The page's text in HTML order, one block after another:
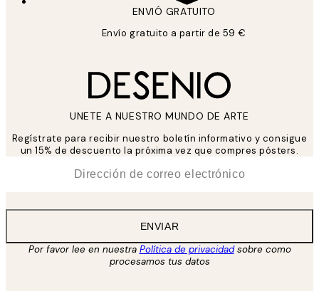
ENVIÓ GRATUITO
Envío gratuito a partir de 59 €
UNETE A NUESTRO MUNDO DE ARTE
Regístrate para recibir nuestro boletín informativo y consigue
un 15% de descuento la próxima vez que compres pósters.
ENVIAR
Por favor lee en nuestra Política de privacidadsobre como
procesamos tus datos